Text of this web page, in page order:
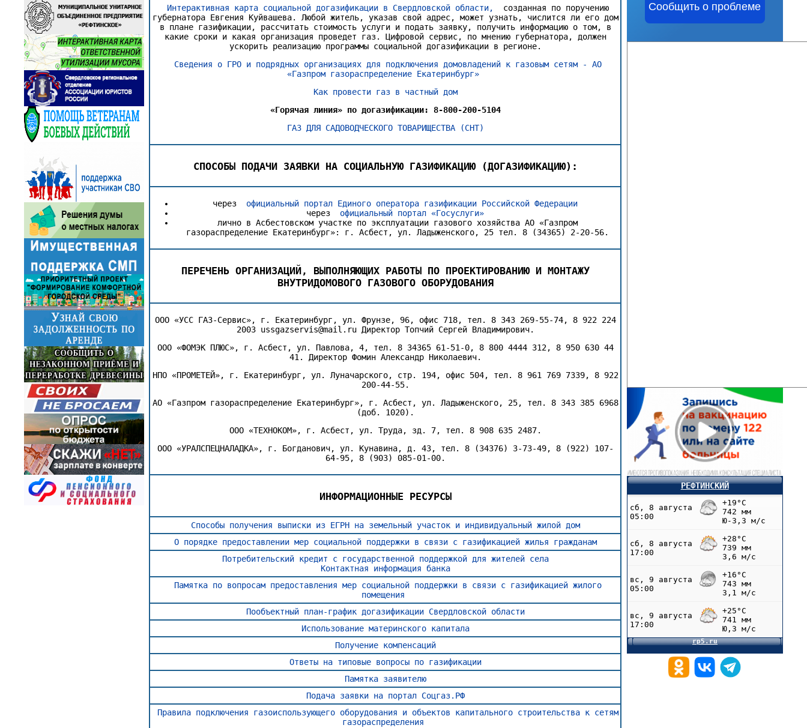
Сообщить о проблеме
РЕФТИНСКИЙ
Интерактивная карта социальной догазификации в Свердловской области,
созданная по поручению
губернатора Евгения Куйвашева. Любой житель, указав свой адрес, может узнать, числится ли его дом
в плане газификации, рассчитать стоимость услуги и подать заявку, получить информацию о том, в
какие сроки и какая организация проведет газ. Цифровой сервис, по мнению губернатора, должен
ускорить реализацию программы социальной догазификации в регионе.
Сведения о ГРО и подрядных организациях для подключения домовладений к газовым сетям - АО
«Газпром газораспределение Екатеринбург»
Как провести газ в частный дом
«Горячая линия» по догазификации: 8-800-200-5104
ГАЗ ДЛЯ САДОВОДЧЕСКОГО ТОВАРИЩЕСТВА (СНТ)
СПОСОБЫ ПОДАЧИ ЗАЯВКИ НА СОЦИАЛЬНУЮ ГАЗИФИКАЦИЮ (ДОГАЗИФИКАЦИЮ):
через
официальный портал Единого оператора газификации Российской Федерации
через
официальный портал «Госуслуги»
лично в Асбестовском участке по эксплуатации газового хозяйства АО «Газпром
газораспределение Екатеринбург»: г. Асбест, ул. Ладыженского, 25 тел. 8 (34365) 2-20-56.
ПЕРЕЧЕНЬ ОРГАНИЗАЦИЙ, ВЫПОЛНЯЮЩИХ РАБОТЫ ПО ПРОЕКТИРОВАНИЮ И МОНТАЖУ
ВНУТРИДОМОВОГО ГАЗОВОГО ОБОРУДОВАНИЯ
ООО «УСС ГАЗ-Сервис», г. Екатеринбург, ул. Фрунзе, 96, офис 718, тел. 8 343 269-55-74, 8 922 224
2003 ussgazservis@mail.ru Директор Топчий Сергей Владимирович.
ООО «ФОМЭК ПЛЮС», г. Асбест, ул. Павлова, 4, тел. 8 34365 61-51-0, 8 800 4444 312, 8 950 630 44
41. Директор Фомин Александр Николаевич.
НПО «ПРОМЕТЕЙ», г. Екатеринбург, ул. Луначарского, стр. 194, офис 504, тел. 8 961 769 7339, 8 922
200-44-55.
АО «Газпром газораспределение Екатеринбург», г. Асбест, ул. Ладыженского, 25, тел. 8 343 385 6968
(доб. 1020).
ООО «ТЕХНОКОМ», г. Асбест, ул. Труда, зд. 7, тел. 8 908 635 2487.
ООО «УРАЛСПЕЦНАЛАДКА», г. Богданович, ул. Кунавина, д. 43, тел. 8 (34376) 3-73-49, 8 (922) 107-
64-95, 8 (903) 085-01-00.
ИНФОРМАЦИОННЫЕ РЕСУРСЫ
Способы получения выписки из ЕГРН на земельный участок и индивидуальный жилой дом
О порядке предоставлении мер социальной поддержки в связи с газификацией жилья гражданам
Потребительский кредит с государственной поддержкой для жителей села
Контактная информация банка
Памятка по вопросам предоставления мер социальной поддержки в связи с газификацией жилого
помещения
Пообъектный план-график догазификации Свердловской области
Использование материнского капитала
Получение компенсаций
Ответы на типовые вопросы по газификации
Памятка заявителю
Подача заявки на портал Соцгаз.РФ
Правила подключения газоиспользующего оборудования и объектов капитального строительства к сетям
газораспределения